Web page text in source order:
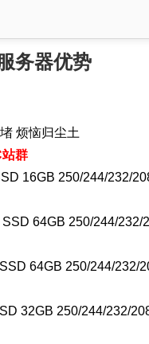
务器优势
烦恼归尘土
群
16GB 250/244/232/
64GB 250/244/232/
64GB 250/244/232/
32GB 250/244/232/